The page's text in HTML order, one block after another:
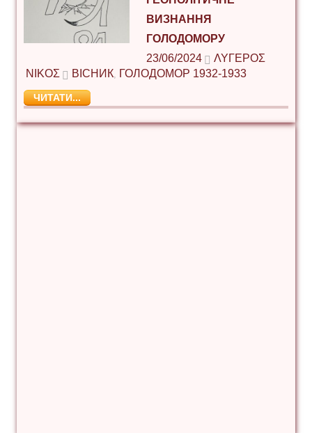
ВИЗНАННЯ
ГОЛОДОМОРУ
23/06/2024
ΛΥΓΕΡΌΣ
ΝΊΚΟΣ
ВІСНИК, ГОЛОДОМОР 1932-1933
ЧИТАТИ...